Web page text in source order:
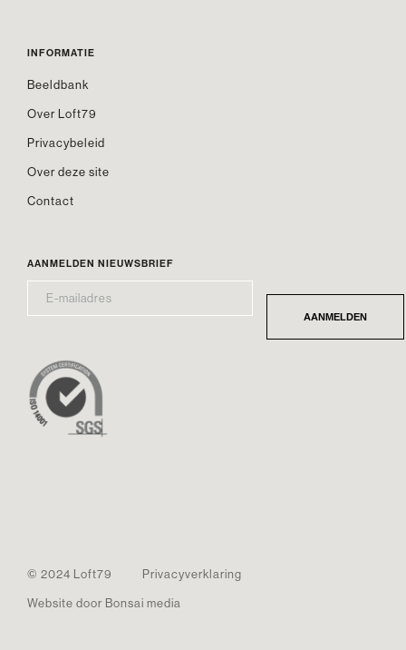
INFORMATIE
Beeldbank
Over Loft79
Privacybeleid
Over deze site
Contact
AANMELDEN NIEUWSBRIEF
MAILADRES* AANMELDEN
© 2024 Loft79
Privacyverklaring
Website door Bonsai media